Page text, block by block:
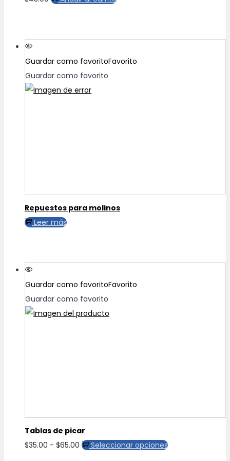
Guardar como favoritoFavorito
Guardar como favorito
Repuestos para molinos
Leer más
Guardar como favoritoFavorito
Guardar como favorito
Tablas de picar
$35.00 - $65.00 RangoSeleccionar opcionesEste